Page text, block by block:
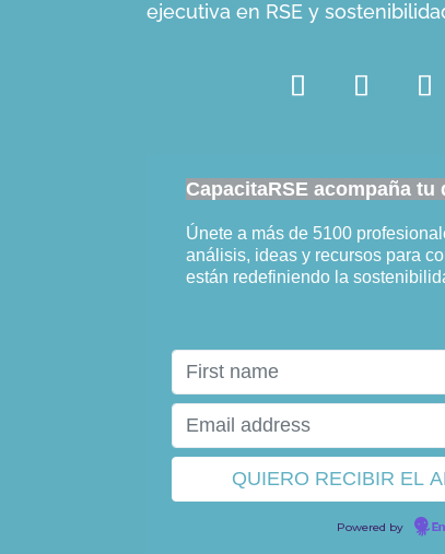
ejecutiva en RSE y
CapacitaRSE acompaña
Únete a más de 5100
análisis, ideas y recursos para
están redefiniendo la
Powered by